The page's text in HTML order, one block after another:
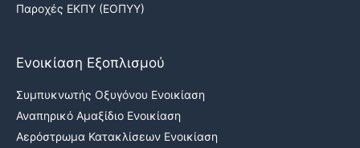
Παροχές ΕΚΠΥ (ΕΟΠΥΥ)
Ενοικίαση Εξοπλισμού
Συμπυκνωτής Οξυγόνου Ενοικίαση
Αναπηρικό Αμαξίδιο Ενοικίαση
Αερόστρωμα Κατακλίσεων Ενοικίαση